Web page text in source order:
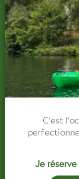
C’est
Je